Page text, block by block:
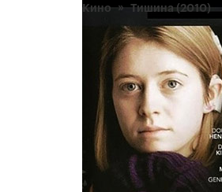
Кино Тишина (2010)